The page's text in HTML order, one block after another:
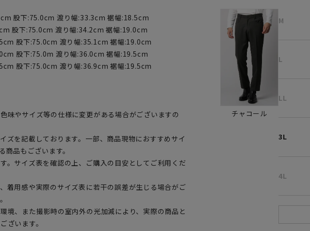
股下:75.0cm 渡り幅:33.3cm 裾幅:18.5cm
股下:75.0cm 渡り幅:34.2cm 裾幅:19.0cm
股下:75.0cm 渡り幅:35.1cm 裾幅:19.0cm
股下:75.0m 渡り幅:36.0cm 裾幅:19.5cm
股下:75.0cm 渡り幅:36.9cm 裾幅:19.5cm
味やサイズ等の仕様に変更がある場合がございますの
ズを記載しております。一部、商品現物におすすめサイ
品もございます。
。サイズ表を確認の上、ご購入の目安としてご利用くだ
着用感や実際のサイズ表に若干の誤差が生じる場合がご
境、また撮影時の室内外の光加減により、実際の商品と
ざいます。
チャコール
M
L
LL
3L
4L